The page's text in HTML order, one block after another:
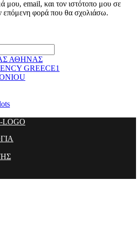
μου, email, και τον ιστότοπο μου σε
επόμενη φορά που θα σχολιάσω.